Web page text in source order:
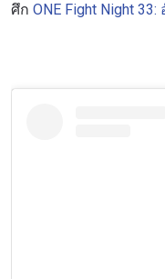
ศึก ONE Fight Night